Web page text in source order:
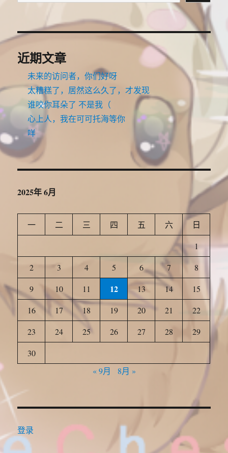
的
波
远
方
近期文章
未来的访问者，你们好呀
太糟糕了，居然这么久了，才发现
谁咬你耳朵了 不是我（
心上人，我在可可托海等你
咩
2025年 6月
一 二 三 四 五 六
日
1
2
3 4 5 6 7
8
9
10 11 12 13 14
15
16
17 18 19 20 21
22
23
24 25 26 27 28
29
30
« 9月
8月 »
登录